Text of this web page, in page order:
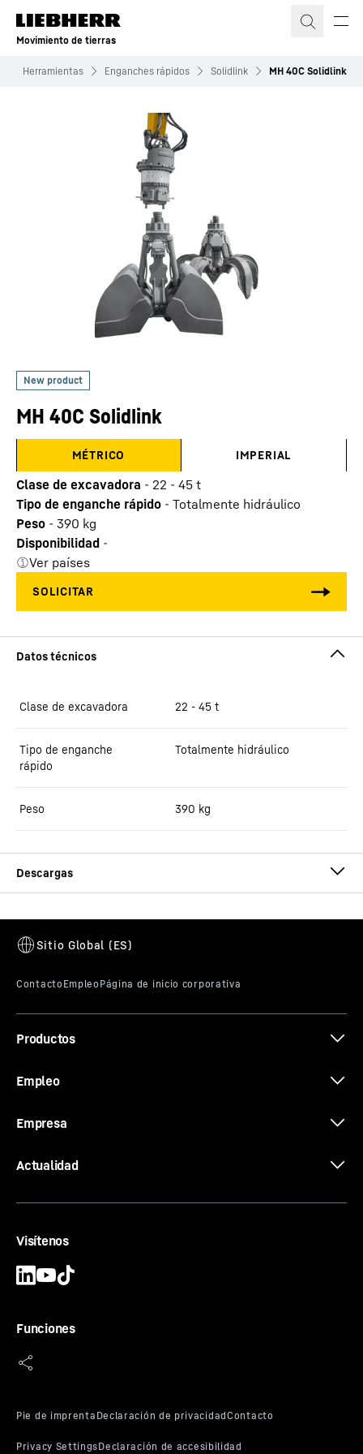
Movimiento de tierras
Herramientas Enganches rápidos Solidlink MH 40C Solidlink
MH 40C Solidlink
MÉTRICO IMPERIAL
Clase de excavadora - 22 - 45 t
Tipo de enganche rápido - Totalmente hidráulico
Peso - 390 kg
Disponibilidad -
Ver países
Clase de excavadora 22 - 45 t
Tipo de enganche
rápido
Totalmente hidráulico
Peso 390 kg
Productos
Empleo
Empresa
Actualidad
Visítenos
Funciones